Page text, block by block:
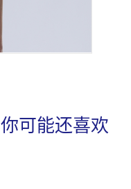
你可能还喜欢